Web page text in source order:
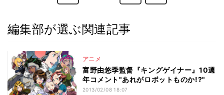
編集部が選ぶ関連記事
アニメ
富野由悠季監督『キングゲイナー』10週
年コメント"あれがロボットものか!?"
2013/02/08 18:07